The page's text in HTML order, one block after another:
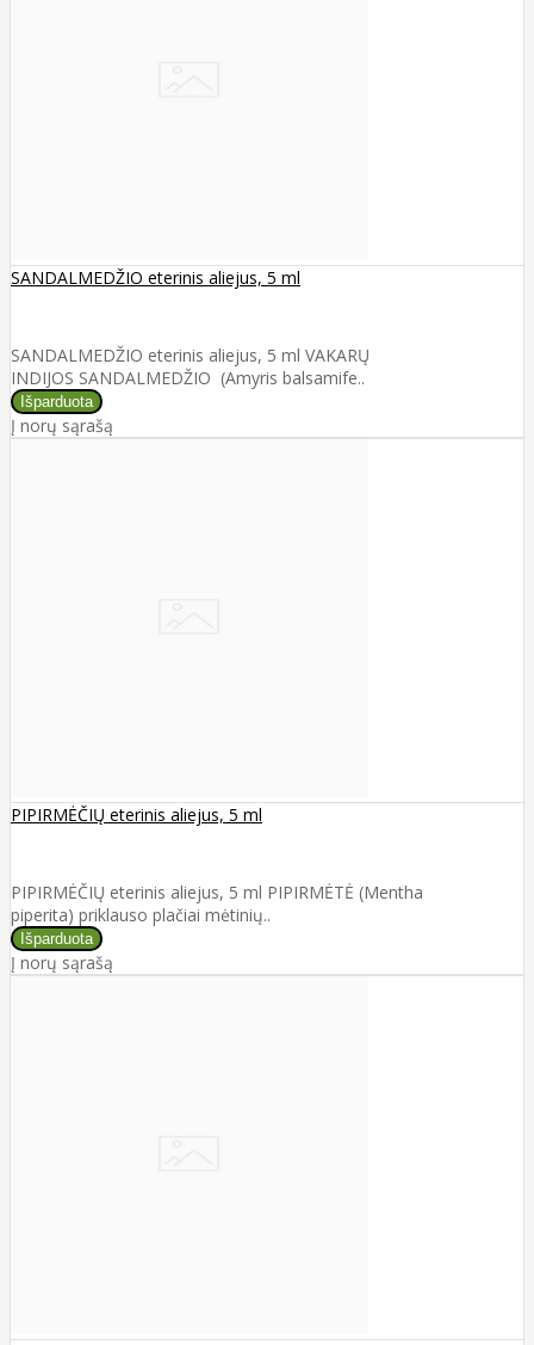
SANDALMEDŽIO eterinis aliejus, 5 ml
SANDALMEDŽIO eterinis aliejus, 5 ml VAKARŲ
INDIJOS SANDALMEDŽIO (Amyris balsamife..
Į norų sąrašą
PIPIRMĖČIŲ eterinis aliejus, 5 ml
PIPIRMĖČIŲ eterinis aliejus, 5 ml PIPIRMĖTĖ (Mentha
piperita) priklauso plačiai mėtinių..
Į norų sąrašą